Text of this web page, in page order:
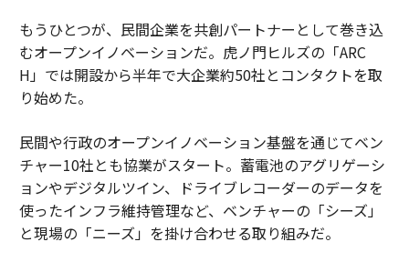
もうひとつが、民間企業を共創パートナーとして巻き込
むオープンイノベーションだ。虎ノ門ヒルズの「ARC
H」では開設から半年で大企業約50社とコンタクトを取
り始めた。
民間や行政のオープンイノベーション基盤を通じてベン
チャー10社とも協業がスタート。蓄電池のアグリゲーシ
ョンやデジタルツイン、ドライブレコーダーのデータを
使ったインフラ維持管理など、ベンチャーの「シーズ」
と現場の「ニーズ」を掛け合わせる取り組みだ。